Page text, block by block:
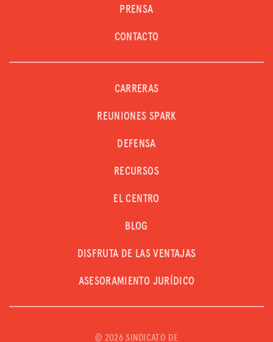
PRENSA
CONTACTO
CARRERAS
REUNIONES SPARK
DEFENSA
RECURSOS
EL CENTRO
BLOG
DISFRUTA DE LAS VENTAJAS
ASESORAMIENTO JURÍDICO
© 2026 SINDICATO DE